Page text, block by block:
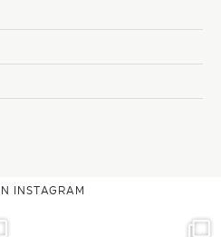
INSTAGRAM